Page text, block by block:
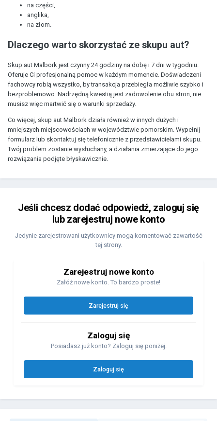
na części,
anglika,
na złom.
Dlaczego warto skorzystać ze skupu aut?
Skup aut Malbork jest czynny 24 godziny na dobę i 7 dni w tygodniu.
Oferuje Ci profesjonalną pomoc w każdym momencie. Doświadczeni
fachowcy robią wszystko, by transakcja przebiegła możliwie szybko i
bezproblemowo. Nadrzędną kwestią jest zadowolenie obu stron, nie
musisz więc martwić się o warunki sprzedaży.
Co więcej, skup aut Malbork działa również w innych dużych i
mniejszych miejscowościach w województwie pomorskim. Wypełnij
formularz lub skontaktuj się telefonicznie z przedstawicielami skupu.
Twój problem zostanie wysłuchany, a działania zmierzające do jego
rozwiązania podjęte błyskawicznie.
Jeśli chcesz dodać odpowiedź, zaloguj się
lub zarejestruj nowe konto
Jedynie zarejestrowani użytkownicy mogą komentować zawartość
tej strony.
Zarejestruj nowe konto
Załóż nowe konto. To bardzo proste!
Zarejestruj się
Zaloguj się
Posiadasz już konto? Zaloguj się poniżej.
Zaloguj się